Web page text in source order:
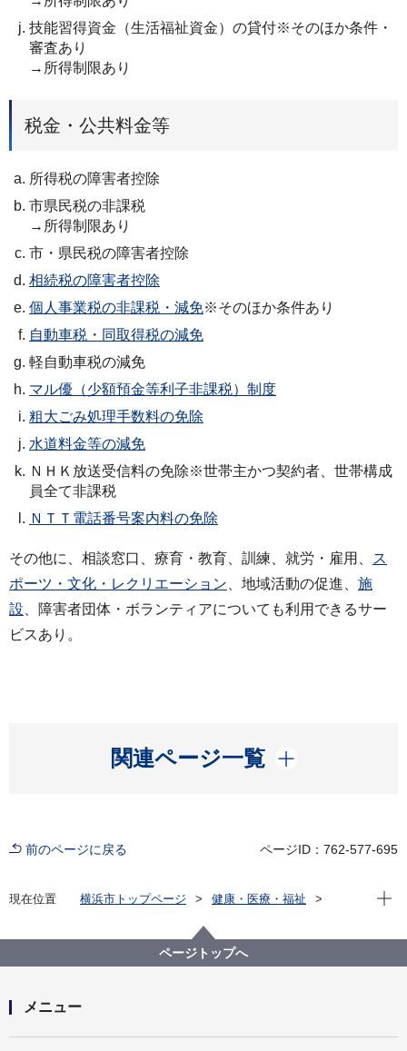
技能習得資金（生活福祉資金）の貸付※そのほか条件・
審査あり
→所得制限あり
税金・公共料金等
所得税の障害者控除
市県民税の非課税
→所得制限あり
市・県民税の障害者控除
相続税の障害者控除
個人事業税の非課税・減免※そのほか条件あり
自動車税・同取得税の減免
軽自動車税の減免
マル優（少額預金等利子非課税）制度
粗大ごみ処理手数料の免除
水道料金等の減免
ＮＨＫ放送受信料の免除※世帯主かつ契約者、世帯構成
員全て非課税
ＮＴＴ電話番号案内料の免除
その他に、相談窓口、療育・教育、訓練、就労・雇用、
ス
ポーツ・文化・レクリエーション 、地域活動の促進、 施
設 、障害者団体・ボランティアについても利用できるサー
ビスあり。
関連ページ一覧
開く
前のページに戻る ページID：762-577-695
現在位置 横浜市トップページ
健康・医療・福祉
身体障害者手帳：視覚障害2級
現在
ページトップへ
メニュー